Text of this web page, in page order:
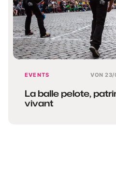
EVENTS VON
La balle pelote,
vivant